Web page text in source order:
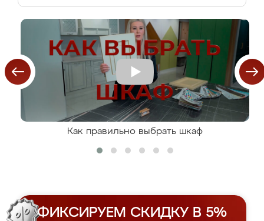
Как правильно выбрать шкаф
ФИКСИРУЕМ СКИДКУ В 5%